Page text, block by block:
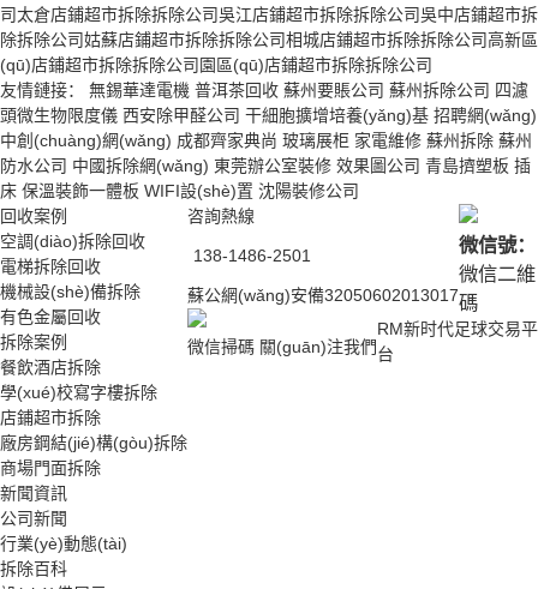
司太倉店鋪超市拆除拆除公司吳江店鋪超市拆除拆除公司吳中店鋪超市拆
除拆除公司姑蘇店鋪超市拆除拆除公司相城店鋪超市拆除拆除公司高新區
(qū)店鋪超市拆除拆除公司 園區(qū)店鋪超市拆除拆除公司
友情鏈接：
無錫華達電機 普洱茶回收 蘇州要賬公司 蘇州拆除公司 四濾
頭微生物限度儀 西安除甲醛公司 干細胞擴增培養(yǎng)基 招聘網(wǎng)
中創(chuàng)網(wǎng) 成都齊家典尚 玻璃展柜 家電維修 蘇州拆除 蘇州
防水公司 中國拆除網(wǎng) 東莞辦公室裝修 效果圖公司 青島擠塑板 插
床 保溫裝飾一體板 WIFI設(shè)置 沈陽裝修公司
回收案例
空調(diào)拆除回收
電梯拆除回收
機械設(shè)備拆除
有色金屬回收
拆除案例
餐飲酒店拆除
學(xué)校寫字樓拆除
店鋪超市拆除
廠房鋼結(jié)構(gòu)拆除
商場門面拆除
新聞資訊
公司新聞
行業(yè)動態(tài)
拆除百科
咨詢熱線
138-1486-2501
蘇公網(wǎng)安備32050602013017
微信掃碼 關(guān)注我們
微信號：
微信二維
碼
RM新时代足球交易平
台